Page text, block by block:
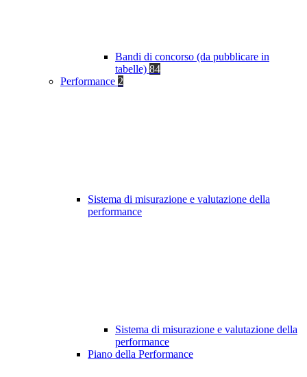
Bandi di concorso (da pubblicare in
tabelle) 84
Performance 2
Sistema di misurazione e valutazione della
performance
Sistema di misurazione e valutazione della
performance
Piano della Performance